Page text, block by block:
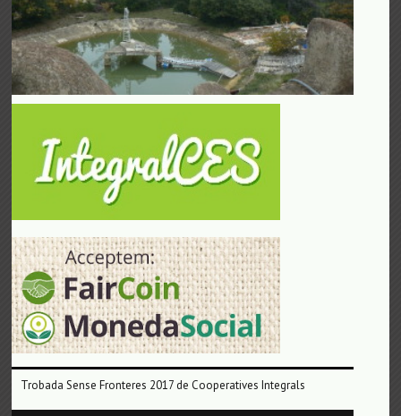
Trobada Sense Fronteres 2017 de Cooperatives Integrals